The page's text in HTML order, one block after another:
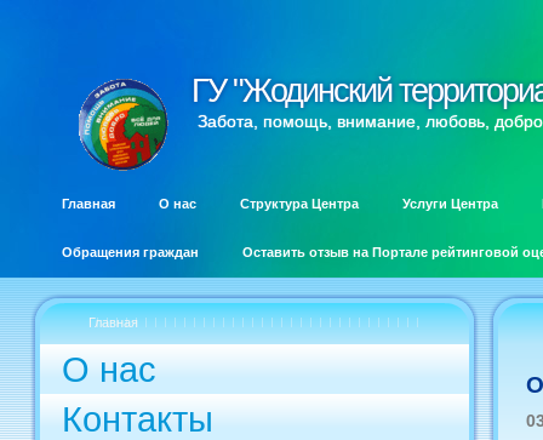
ГУ "Жодинский
ГУ "Жодинский
Забота, помощь, внимание, любовь, добро
Главная О нас Структура Центра Услуги Центра
Обращения граждан Оставить отзыв на Портале рейтинговой
Главная
О нас
Контакты